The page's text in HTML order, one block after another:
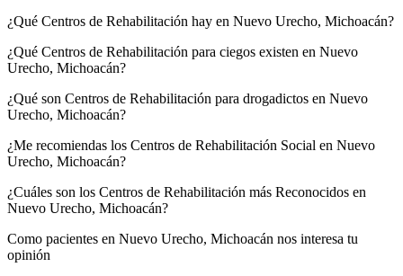
¿Qué Centros de Rehabilitación hay en Nuevo Urecho, Michoacán?
¿Qué Centros de Rehabilitación para ciegos existen en Nuevo
Urecho, Michoacán?
¿Qué son Centros de Rehabilitación para drogadictos en Nuevo
Urecho, Michoacán?
¿Me recomiendas los Centros de Rehabilitación Social en Nuevo
Urecho, Michoacán?
¿Cuáles son los Centros de Rehabilitación más Reconocidos en
Nuevo Urecho, Michoacán?
Como pacientes en Nuevo Urecho, Michoacán nos interesa tu
opinión